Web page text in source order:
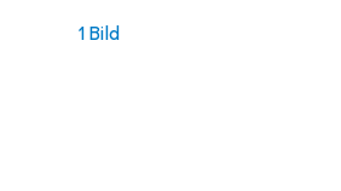
1 Bild